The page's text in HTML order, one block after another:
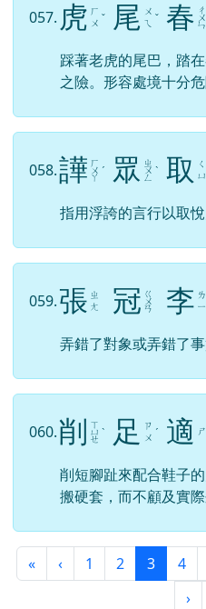
057. 虎 ㄏ
ㄨ ˇ 尾 ㄨ
ㄟ ˇ 春 ㄔ
ㄨ
ㄣ
踩著老虎的尾巴，踏
之險。形容處境十分危
058.譁 ㄏ
ㄨ
ㄚ
ˊ 眾 ㄓ
ㄨ
ㄥ
ˋ 取
ㄑ
ㄩ
指用浮誇的言行以取悅
059.張 ㄓ
ㄤ
冠 ㄍ
ㄨ
ㄢ 李 ㄌ
ㄧ
弄錯了對象或弄錯了事
060.削 ㄒ
ㄩ
ㄝ
ˋ 足
ㄗ
ㄨ ˊ 適 ㄕ
削短腳趾來配合鞋子
搬硬套，而不顧及實際
«第一頁
‹上一頁
1 2 3(目前頁
4
›下